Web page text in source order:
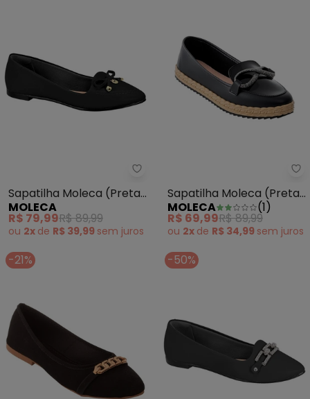
Sapatilha Moleca (Preta) com
Sapatilha Moleca (Preta)
com Palmilha Confort
MOLECA
R$ 79,99R$ 89,99
ou 2x de R$ 39,99 sem juros
Sapatilha Moleca (Preta)
em Tecido
MOLECA (1)
R$ 69,99R$ 89,99
ou 2x de R$ 34,99 sem juros
-21% -50%